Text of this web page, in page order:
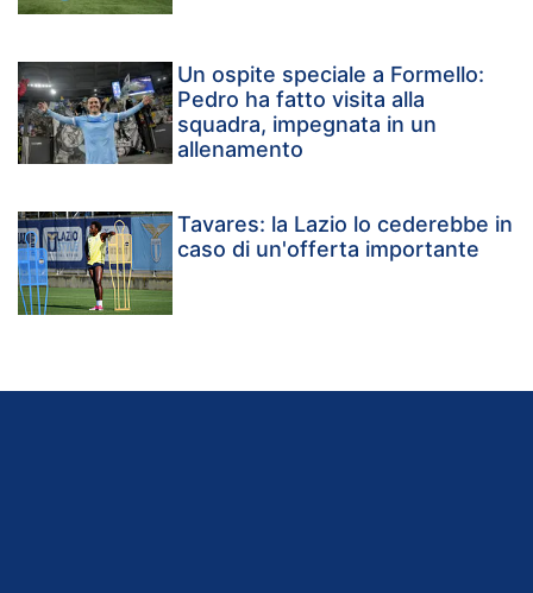
Un ospite speciale a Formello:
Pedro ha fatto visita alla
squadra, impegnata in un
allenamento
Tavares: la Lazio lo cederebbe in
caso di un'offerta importante